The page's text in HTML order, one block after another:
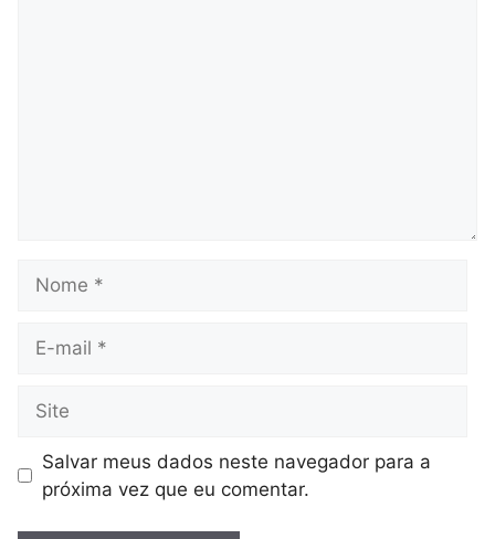
mail
Salvar meus dados neste navegador para a
próxima vez que eu comentar.